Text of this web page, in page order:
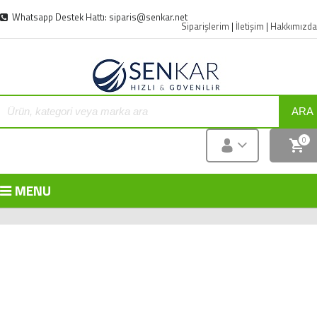
Whatsapp Destek Hattı: siparis@senkar.net
Siparişlerim | İletişim | Hakkımızda
ARA
0
MENU